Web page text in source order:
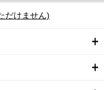
だけません)